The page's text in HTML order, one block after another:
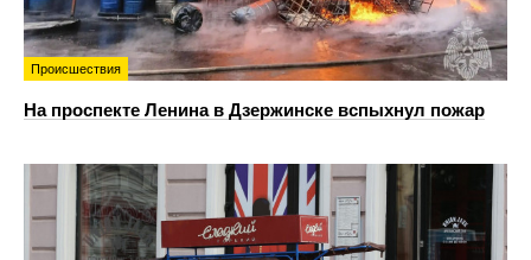
Происшествия
На проспекте Ленина в Дзержинске вспыхнул пожар